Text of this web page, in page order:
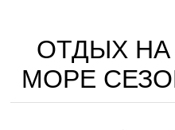
ОТДЫХ
МОРЕ